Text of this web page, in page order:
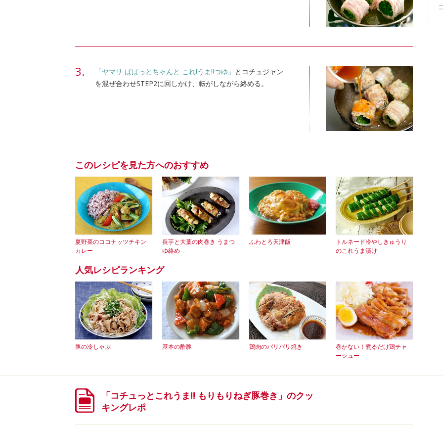
「ヤマサ ぱぱっとちゃんと これ!うま!!つゆ」 とコチュジャン
を混ぜ合わせSTEP2に回しかけ、転がしながら絡める。
このレシピを見た方へのおすすめ
夏野菜のココナッツチキン
カレー
長芋と大葉の肉巻き うまつ
ゆ絡め
ふわとろ天津飯
トルネード冷やしきゅうり
のこれうま漬け
人気レシピランキング
豚の冷しゃぶ 基本の酢豚 鶏肉のパリパリ焼き
巻かない！煮るだけ鶏チャ
ーシュー
「コチュっとこれうま!! もりもりねぎ豚巻き」のクッ
キングレポ